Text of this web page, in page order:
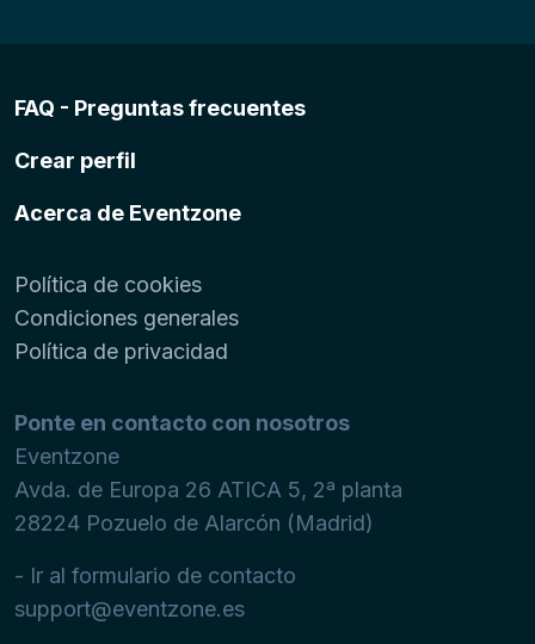
FAQ - Preguntas frecuentes
Crear perfil
Acerca de Eventzone
Política de cookies
Condiciones generales
Política de privacidad
Ponte en contacto con nosotros
Eventzone
Avda. de Europa 26 ATICA 5, 2ª planta
28224 Pozuelo de Alarcón (Madrid)
- Ir al formulario de contacto
support@eventzone.es